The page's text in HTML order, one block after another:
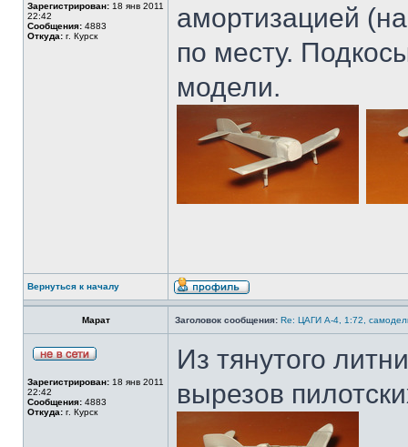
Зарегистрирован: 18 янв 2011
22:42
Сообщения: 4883
Откуда: г. Курск
амортизацией
по месту.
модели.
Вернуться к началу
Марат Заголовок сообщения: Re: ЦАГИ А-4, 1:72,
Зарегистрирован: 18 янв 2011
22:42
Сообщения: 4883
Откуда: г. Курск
Из тянутого
вырезов